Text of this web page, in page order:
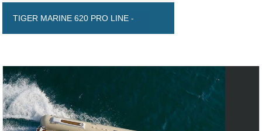
TIGER MARINE 620 PRO LINE -